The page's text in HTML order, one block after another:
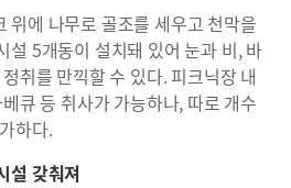
위에 나무로 골조를 세우고 천막을
설 5개동이 설치돼 있어 눈과 비, 바
취를 만끽할 수 있다. 피크닉장 내
큐 등 취사가 가능하나, 따로 개수
하다.
설 갖춰져